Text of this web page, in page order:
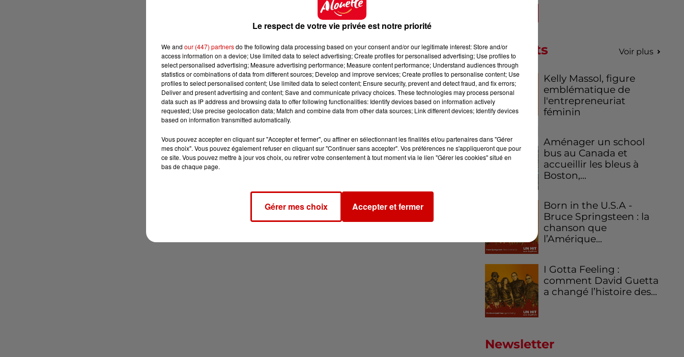
Podcasts Voir plus
Kelly Massol, figure
emblématique de
l'entrepreneuriat
féminin
Aménager un school
bus au Canada et
accueillir les bleus à
Boston,...
Born in the U.S.A -
Bruce Springsteen : la
chanson que
l’Amérique...
I Gotta Feeling :
comment David Guetta
a changé l’histoire des...
Newsletter
Le respect de votre vie privée est notre priorité
We and our (447) partnersdo the following data processing based on your consent and/or our legitimate interest: Store and/or
access information on a device; Use limited data to select advertising; Create profiles for personalised advertising; Use profiles to
select personalised advertising; Measure advertising performance; Measure content performance; Understand audiences through
statistics or combinations of data from different sources; Develop and improve services; Create profiles to personalise content; Use
profiles to select personalised content; Use limited data to select content; Ensure security, prevent and detect fraud, and fix errors;
Deliver and present advertising and content; Save and communicate privacy choices. These technologies may process personal
data such as IP address and browsing data to offer following functionalities: Identify devices based on information actively
requested; Use precise geolocation data; Match and combine data from other data sources; Link different devices; Identify devices
based on information transmitted automatically.
Vous pouvez accepter en cliquant sur "Accepter et fermer", ou affiner en sélectionnant les finalités et/ou partenaires dans "Gérer
mes choix". Vous pouvez également refuser en cliquant sur "Continuer sans accepter". Vos préférences ne s'appliqueront que pour
ce site. Vous pouvez mettre à jour vos choix, ou retirer votre consentement à tout moment via le lien "Gérer les cookies" situé en
bas de chaque page.
Gérer mes choix Accepter et fermer